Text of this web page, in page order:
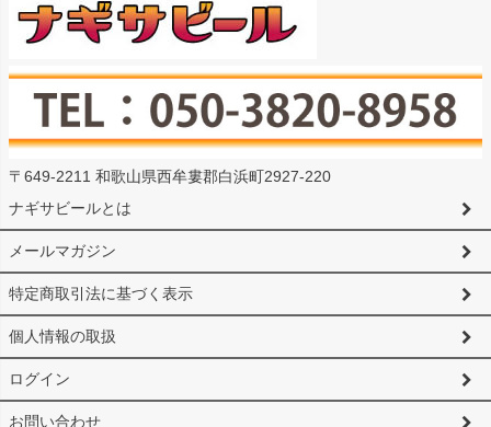
〒649-2211 和歌山県西牟婁郡白浜町2927-220
ナギサビールとは
メールマガジン
特定商取引法に基づく表示
個人情報の取扱
ログイン
お問い合わせ